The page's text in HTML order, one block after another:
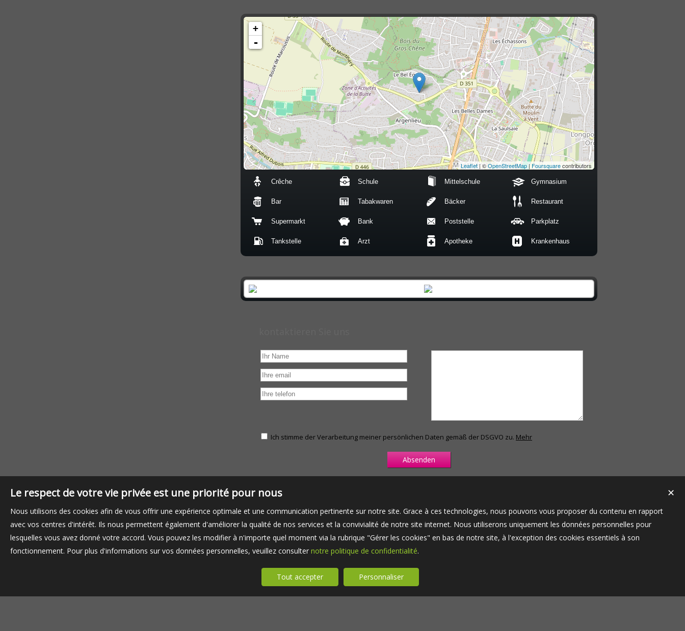
+
-
Leaflet| ©OpenStreetMap|Foursquarecontributors
Crêche Schule Mittelschule Gymnasium
Bar Tabakwaren Bäcker Restaurant
Supermarkt Bank Poststelle Parkplatz
Tankstelle Arzt Apotheke Krankenhaus
Ich stimme der Verarbeitung meiner persönlichen Daten gemäß der DSGVO zu. Mehr
✕
Le respect de votre vie privée est une priorité pour nous
Nous utilisons des cookies afin de vous offrir une expérience optimale et une communication pertinente sur notre site. Grace à ces technologies, nous pouvons vous proposer du contenu en rapport
avec vos centres d'intérêt. Ils nous permettent également d'améliorer la qualité de nos services et la convivialité de notre site internet. Nous utiliserons uniquement les données personnelles pour
lesquelles vous avez donné votre accord. Vous pouvez les modifier à n'importe quel moment via la rubrique "Gérer les cookies" en bas de notre site, à l'exception des cookies essentiels à son
fonctionnement. Pour plus d'informations sur vos données personnelles, veuillez consulter notre politique de confidentialité.
Tout accepter Personnaliser